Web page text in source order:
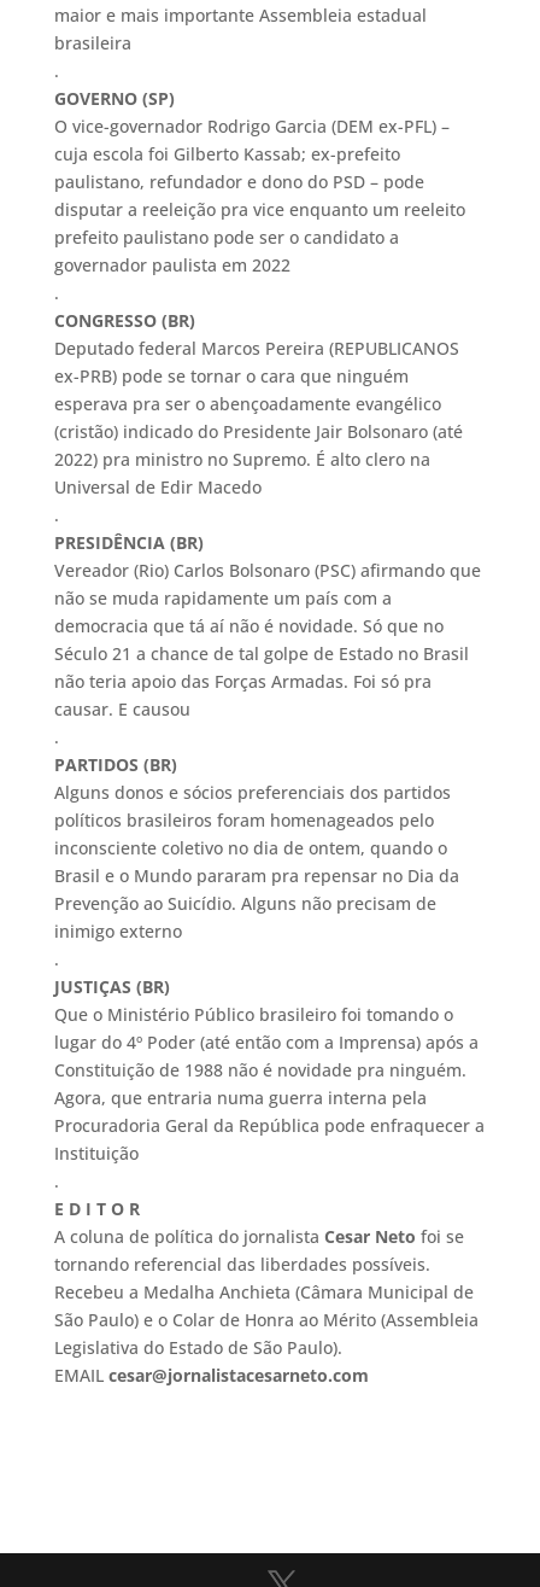
maior e mais importante Assembleia estadual
brasileira
.
GOVERNO (SP)
O vice-governador Rodrigo Garcia (DEM ex-PFL) –
cuja escola foi Gilberto Kassab; ex-prefeito
paulistano, refundador e dono do PSD – pode
disputar a reeleição pra vice enquanto um reeleito
prefeito paulistano pode ser o candidato a
governador paulista em 2022
.
CONGRESSO (BR)
Deputado federal Marcos Pereira (REPUBLICANOS
ex-PRB) pode se tornar o cara que ninguém
esperava pra ser o abençoadamente evangélico
(cristão) indicado do Presidente Jair Bolsonaro (até
2022) pra ministro no Supremo. É alto clero na
Universal de Edir Macedo
.
PRESIDÊNCIA (BR)
Vereador (Rio) Carlos Bolsonaro (PSC) afirmando que
não se muda rapidamente um país com a
democracia que tá aí não é novidade. Só que no
Século 21 a chance de tal golpe de Estado no Brasil
não teria apoio das Forças Armadas. Foi só pra
causar. E causou
.
PARTIDOS (BR)
Alguns donos e sócios preferenciais dos partidos
políticos brasileiros foram homenageados pelo
inconsciente coletivo no dia de ontem, quando o
Brasil e o Mundo pararam pra repensar no Dia da
Prevenção ao Suicídio. Alguns não precisam de
inimigo externo
.
JUSTIÇAS (BR)
Que o Ministério Público brasileiro foi tomando o
lugar do 4º Poder (até então com a Imprensa) após a
Constituição de 1988 não é novidade pra ninguém.
Agora, que entraria numa guerra interna pela
Procuradoria Geral da República pode enfraquecer a
Instituição
.
E D I T O R
A coluna de política do jornalista Cesar Neto foi se
tornando referencial das liberdades possíveis.
Recebeu a Medalha Anchieta (Câmara Municipal de
São Paulo) e o Colar de Honra ao Mérito (Assembleia
Legislativa do Estado de São Paulo).
EMAIL cesar@jornalistacesarneto.com